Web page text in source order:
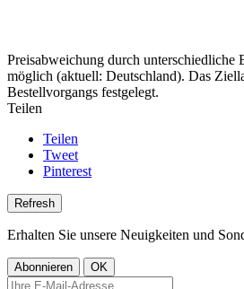
Preisabweichung durch unterschiedliche
möglich (aktuell: Deutschland). Das
Bestellvorgangs festgelegt.
Teilen
Teilen
Tweet
Pinterest
Erhalten Sie unsere Neuigkeiten und